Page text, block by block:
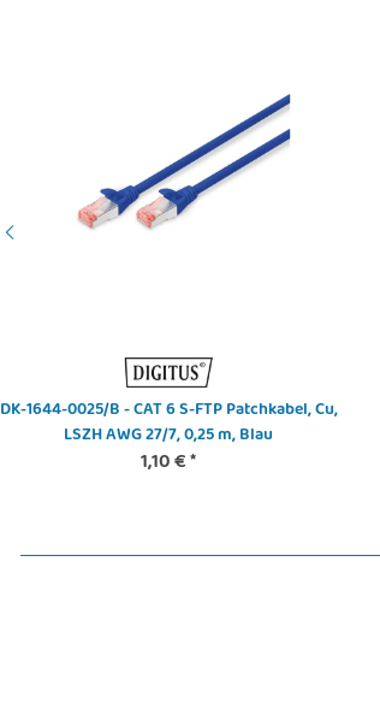
DK-1644-0025/B - CAT 6 S-FTP Patchkabel, Cu,
LSZH AWG 27/7, 0,25 m, Blau
1,10 €*
Ladeschrank, 16
schw 384 x